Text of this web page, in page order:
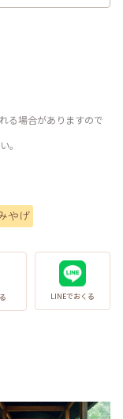
る場合がありますので
。
やげ
LINEでおくる